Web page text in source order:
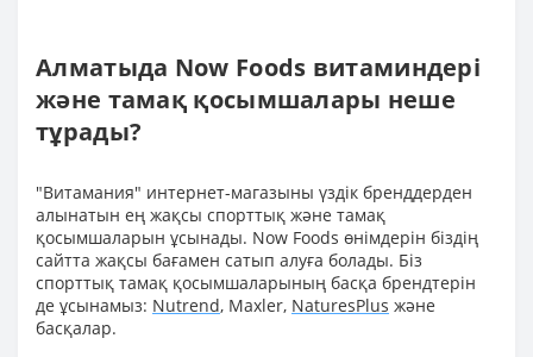
Алматыда Now Foods витаминдері
және тамақ қосымшалары неше
тұрады?
"Витамания" интернет-магазыны үздік бренддерден
алынатын ең жақсы спорттық және тамақ
қосымшаларын ұсынады. Now Foods өнімдерін біздің
сайтта жақсы бағамен сатып алуға болады. Біз
спорттық тамақ қосымшаларының басқа брендтерін
де ұсынамыз: Nutrend, Maxler, NaturesPlus және
басқалар.